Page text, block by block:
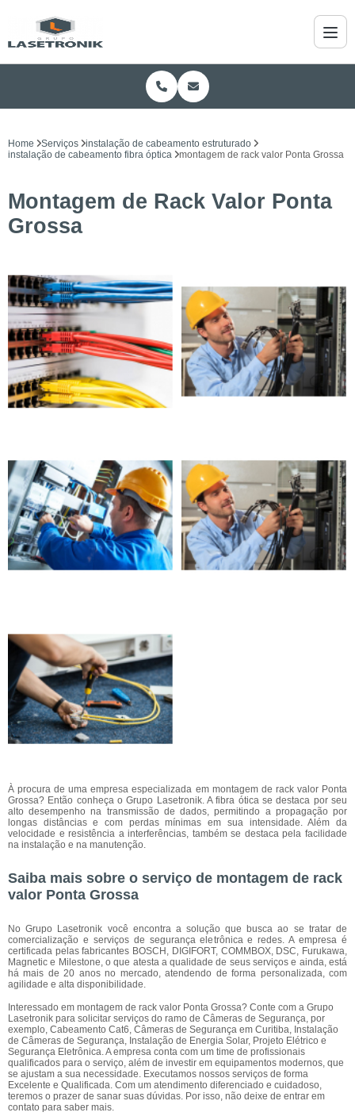
Home Serviços
instalação de cabeamento estruturado
instalação de cabeamento fibra óptica
montagem de rack valor Ponta Grossa
Montagem de Rack Valor Ponta
Grossa
À procura de uma empresa especializada em montagem de rack valor Ponta
Grossa? Então conheça o Grupo Lasetronik. A fibra ótica se destaca por seu
alto desempenho na transmissão de dados, permitindo a propagação por
longas distâncias e com perdas mínimas em sua intensidade. Além da
velocidade e resistência a interferências, também se destaca pela facilidade
na instalação e na manutenção.
Saiba mais sobre o serviço de montagem de rack
valor Ponta Grossa
No Grupo Lasetronik você encontra a solução que busca ao se tratar de
comercialização e serviços de segurança eletrônica e redes. A empresa é
certificada pelas fabricantes BOSCH, DIGIFORT, COMMBOX, DSC, Furukawa,
Magnetic e Milestone, o que atesta a qualidade de seus serviços e ainda, está
há mais de 20 anos no mercado, atendendo de forma personalizada, com
agilidade e alta disponibilidade.
Interessado em montagem de rack valor Ponta Grossa? Conte com a Grupo
Lasetronik para solicitar serviços do ramo de Câmeras de Segurança, por
exemplo, Cabeamento Cat6, Câmeras de Segurança em Curitiba, Instalação
de Câmeras de Segurança, Instalação de Energia Solar, Projeto Elétrico e
Segurança Eletrônica. A empresa conta com um time de profissionais
qualificados para o serviço, além de investir em equipamentos modernos, que
se ajustam a sua necessidade. Executamos nossos serviços de forma
Excelente e Qualificada. Com um atendimento diferenciado e cuidadoso,
teremos o prazer de sanar suas dúvidas. Por isso, não deixe de entrar em
contato para saber mais.